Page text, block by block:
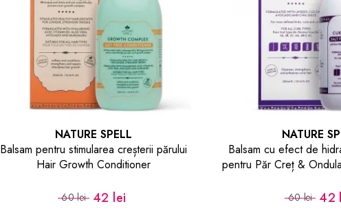
NATURE SPELL
Balsam pentru stimularea creșterii părului
Hair Growth Conditioner
60 lei 42 lei
NATURE
Balsam cu efect de
pentru Păr Creț &
60 lei 42